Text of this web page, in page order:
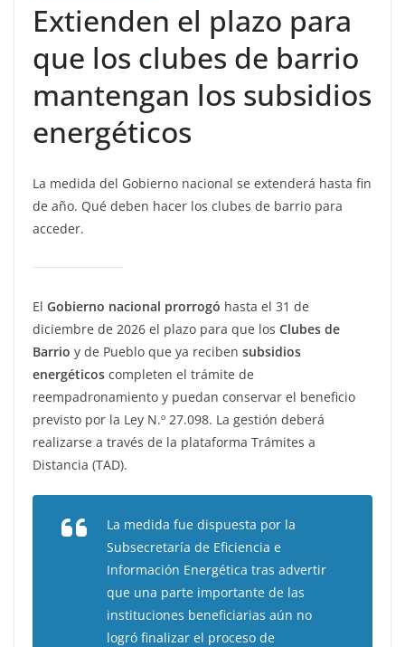
Extienden el plazo para
que los clubes de barrio
mantengan los subsidios
energéticos
La medida del Gobierno nacional se extenderá hasta fin
de año. Qué deben hacer los clubes de barrio para
acceder.
El Gobierno nacional prorrogó hasta el 31 de
diciembre de 2026 el plazo para que los Clubes de
Barrio y de Pueblo que ya reciben subsidios
energéticos completen el trámite de
reempadronamiento y puedan conservar el beneficio
previsto por la Ley N.º 27.098. La gestión deberá
realizarse a través de la plataforma Trámites a
Distancia (TAD).
La medida fue dispuesta por la
Subsecretaría de Eficiencia e
Información Energética tras advertir
que una parte importante de las
instituciones beneficiarias aún no
logró finalizar el proceso de